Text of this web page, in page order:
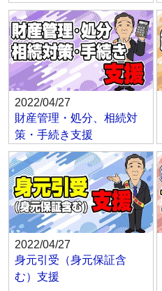
2022/04/27
財産管理・処分、相続対
策・手続き支援
2022/04/27
身元引受（身元保証含
む）支援